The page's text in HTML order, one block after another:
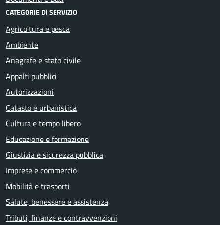
CATEGORIE DI SERVIZIO
Agricoltura e pesca
Ambiente
Anagrafe e stato civile
Appalti pubblici
Autorizzazioni
Catasto e urbanistica
Cultura e tempo libero
Educazione e formazione
Giustizia e sicurezza pubblica
Imprese e commercio
Mobilità e trasporti
Salute, benessere e assistenza
Tributi, finanze e contravvenzioni